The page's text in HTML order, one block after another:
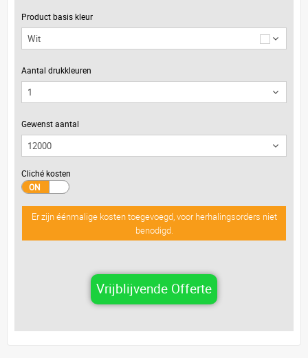
Product basis kleur
Wit
Aantal drukkleuren
Gewenst aantal
Cliché kosten
Er zijn éénmalige kosten toegevoegd, voor herhalingsorders niet
benodigd.
Vrijblijvende Offerte